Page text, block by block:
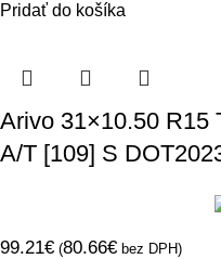
Pridať do košíka
Arivo 31×10.50 R15
A/T [109] S
99.21€ (80.66€ bez DPH)